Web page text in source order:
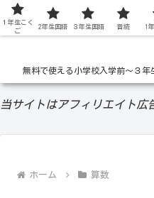
低学年の
無料で使える小学校入学前〜３
当サイトはアフィリエイト広
ホーム 算数
１年生こく
ご
2年生国語 ３年生国語 音読 1